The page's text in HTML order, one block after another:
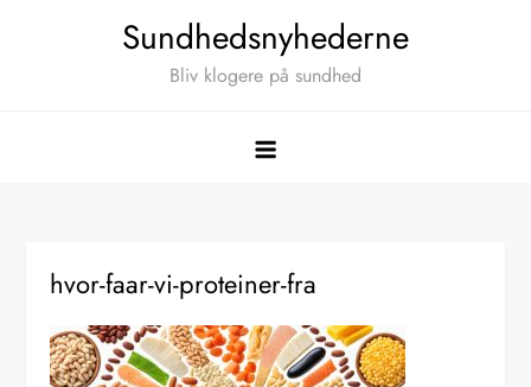
Sundhedsnyhederne
Bliv klogere på sundhed
hvor-faar-vi-proteiner-fra